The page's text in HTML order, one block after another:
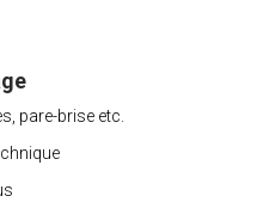
pare-brise etc.